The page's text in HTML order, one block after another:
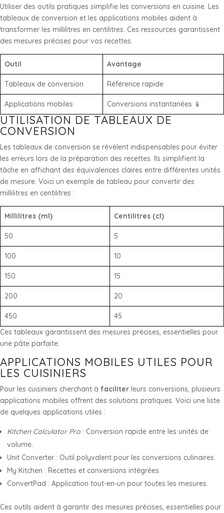
Utiliser des outils pratiques simplifie les conversions en cuisine. Les
tableaux de conversion et les applications mobiles aident à
transformer les millilitres en centilitres. Ces ressources garantissent
des mesures précises pour vos recettes.
Outil Avantage
Tableaux de conversion Référence rapide
Applications mobiles Conversions instantanées 📱
UTILISATION DE TABLEAUX DE
CONVERSION
Les tableaux de conversion se révèlent indispensables pour éviter
les erreurs lors de la préparation des recettes. Ils simplifient la
tâche en affichant des équivalences claires entre différentes unités
de mesure. Voici un exemple de tableau pour convertir des
millilitres en centilitres :
Millilitres (ml) Centilitres (cl)
50 5
100 10
150 15
200 20
450
45
Ces tableaux garantissent des mesures précises, essentielles pour
une pâte parfaite.
APPLICATIONS MOBILES UTILES POUR
LES CUISINIERS
Pour les cuisiniers cherchant à faciliter leurs conversions, plusieurs
applications mobiles offrent des solutions pratiques. Voici une liste
de quelques applications utiles :
Kitchen Calculator Pro : Conversion rapide entre les unités de
volume.
Unit Converter : Outil polyvalent pour les conversions culinaires.
My Kitchen : Recettes et conversions intégrées.
ConvertPad : Application tout-en-un pour toutes les mesures.
Ces outils aident à garantir des mesures précises, essentielles pour